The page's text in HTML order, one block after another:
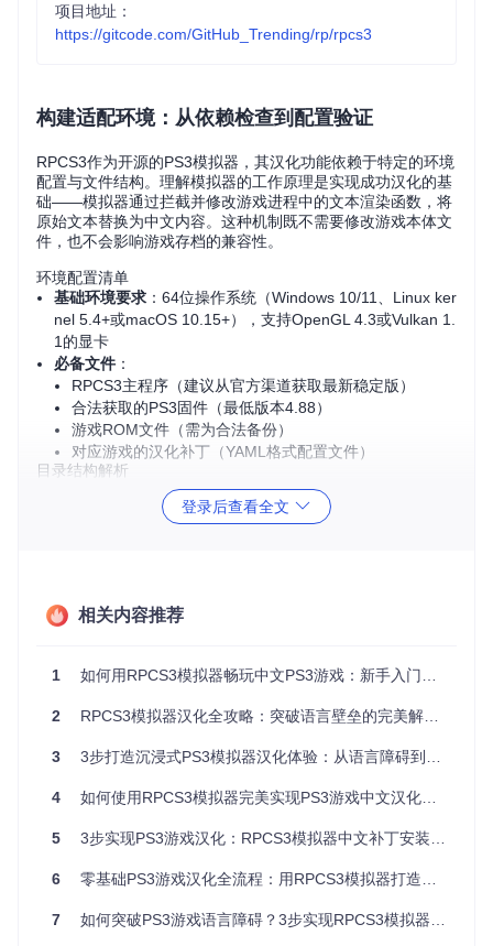
项目地址：
https://gitcode.com/GitHub_Trending/rp/rpcs3
构建适配环境：从依赖检查到配置验证
RPCS3作为开源的PS3模拟器，其汉化功能依赖于特定的环境
配置与文件结构。理解模拟器的工作原理是实现成功汉化的基
础——模拟器通过拦截并修改游戏进程中的文本渲染函数，将
原始文本替换为中文内容。这种机制既不需要修改游戏本体文
件，也不会影响游戏存档的兼容性。
环境配置清单
基础环境要求 ：64位操作系统（Windows 10/11、Linux ker
nel 5.4+或macOS 10.15+），支持OpenGL 4.3或Vulkan 1.
1的显卡
必备文件 ：
RPCS3主程序（建议从官方渠道获取最新稳定版）
合法获取的PS3固件（最低版本4.88）
游戏ROM文件（需为合法备份）
对应游戏的汉化补丁（YAML格式配置文件）
目录结构解析
RPCS3采用模块化设计，汉化相关文件遵循以下标准布局：
├── dev_hdd0/
└── config/
知识卡片
：游戏ID识别
所有PS3游戏都有唯一标识符（如BLES01234、BLUS506
到。汉化补丁必须与游戏ID严格匹配才能生效。
实现汉化方案：从自动部署到手动配置
径。这些方案在自动化程度、适用场景和定制灵活性上各有侧
登录后查看全文
相关内容推荐
1 如何用RPCS3模拟器畅玩中文PS3游戏：新手入门到精通指南
2 RPCS3模拟器汉化全攻略：突破语言壁垒的完美解决方案
3 3步打造沉浸式PS3模拟器汉化体验：从语言障碍到完美中文环境
4 如何使用RPCS3模拟器完美实现PS3游戏中文汉化：从环境配置到深度优化全攻略
5 3步实现PS3游戏汉化：RPCS3模拟器中文补丁安装全攻略
6 零基础PS3游戏汉化全流程：用RPCS3模拟器打造中文游戏环境
7 如何突破PS3游戏语言障碍？3步实现RPCS3模拟器中文游戏体验